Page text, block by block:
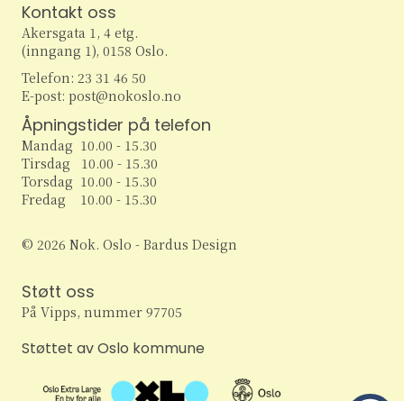
Kontakt oss
Akersgata 1, 4 etg.
(inngang 1), 0158 Oslo.
Telefon: 23 31 46 50
E-post: post@nokoslo.no
Åpningstider på telefon
Mandag 10.00 - 15.30
Tirsdag 10.00 - 15.30
Torsdag 10.00 - 15.30
Fredag 10.00 - 15.30
© 2026 Nok. Oslo - Bardus Design
Støtt oss
På Vipps, nummer 97705
Støttet av Oslo kommune